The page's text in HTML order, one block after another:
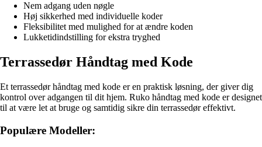
Nem adgang uden nøgle
Høj sikkerhed med individuelle koder
Fleksibilitet med mulighed for at ændre koden
Lukketidindstilling for ekstra tryghed
Terrassedør Håndtag med Kode
Et terrassedør håndtag med kode er en praktisk løsning, der giver dig
kontrol over adgangen til dit hjem. Ruko håndtag med kode er designet
til at være let at bruge og samtidig sikre din terrassedør effektivt.
Populære Modeller: